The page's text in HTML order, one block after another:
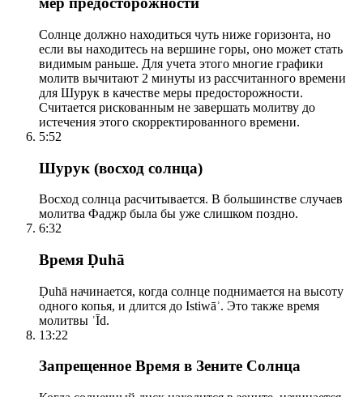
Солнце должно находиться чуть ниже горизонта, но
если вы находитесь на вершине горы, оно может стать
видимым раньше. Для учета этого многие графики
молитв вычитают 2 минуты из рассчитанного времени
для Шурук в качестве меры предосторожности.
Считается рискованным не завершать молитву до
истечения этого скорректированного времени.
5:52
Шурук (восход солнца)
Восход солнца расчитывается. В большинстве случаев
молитва Фаджр была бы уже слишком поздно.
6:32
Время Ḍuhā
Ḍuhā начинается, когда солнце поднимается на высоту
одного копья, и длится до Istiwāʾ. Это также время
молитвы ʿĪd.
13:22
Запрещенное Время в Зените Солнца